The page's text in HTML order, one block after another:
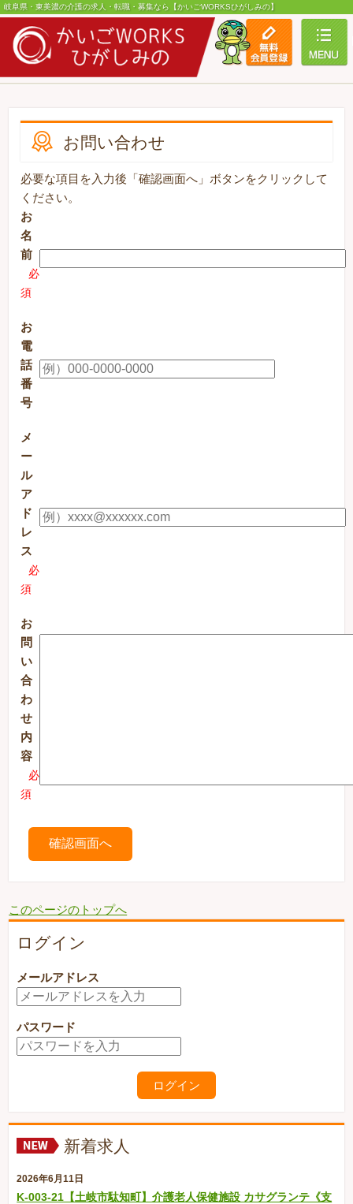
岐阜県・東美濃の介護の求人・転職・募集なら【かいごWORKSひがしみの】
お問い合わせ
必要な項目を入力後「確認画面へ」ボタンをクリックして
ください。
お
名
前
必
須
お
電
話
番
号
メ
ー
ル
ア
ド
レ
ス
必
須
お
問
い
合
わ
せ
内
容
必
須
このページのトップへ
ログイン
メールアドレス
パスワード
新着求人
2026年6月11日
K-003-21【土岐市駄知町】介護老人保健施設 カサグランテ《支